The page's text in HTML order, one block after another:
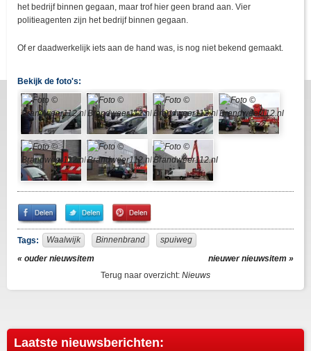
het bedrijf binnen gegaan, maar trof hier geen brand aan. Vier
politieagenten zijn het bedrijf binnen gegaan.
Of er daadwerkelijk iets aan de hand was, is nog niet bekend gemaakt.
Bekijk de foto's:
Share
on
Facebook
Share
on
Twitter
Pin
It!
Tags: Waalwijk Binnenbrand
spuiweg
« ouder nieuwsitem
nieuwer nieuwsitem »
Terug naar overzicht: Nieuws
Laatste nieuwsberichten: